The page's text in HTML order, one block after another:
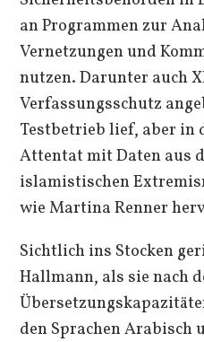
an Programmen zur
Vernetzungen und
nutzen. Darunter auch
Verfassungsschutz
Testbetrieb lief, aber in
Attentat mit Daten aus
islamistischen
wie Martina Renner
Sichtlich ins Stocken
Hallmann, als sie nach
den Sprachen Arabisch